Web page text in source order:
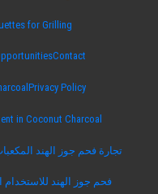
for Grilling
Contact
Privacy Policy
in Coconut Charcoal
تجارة فحم جوز الهند
فحم جوز الهند للاستخدام